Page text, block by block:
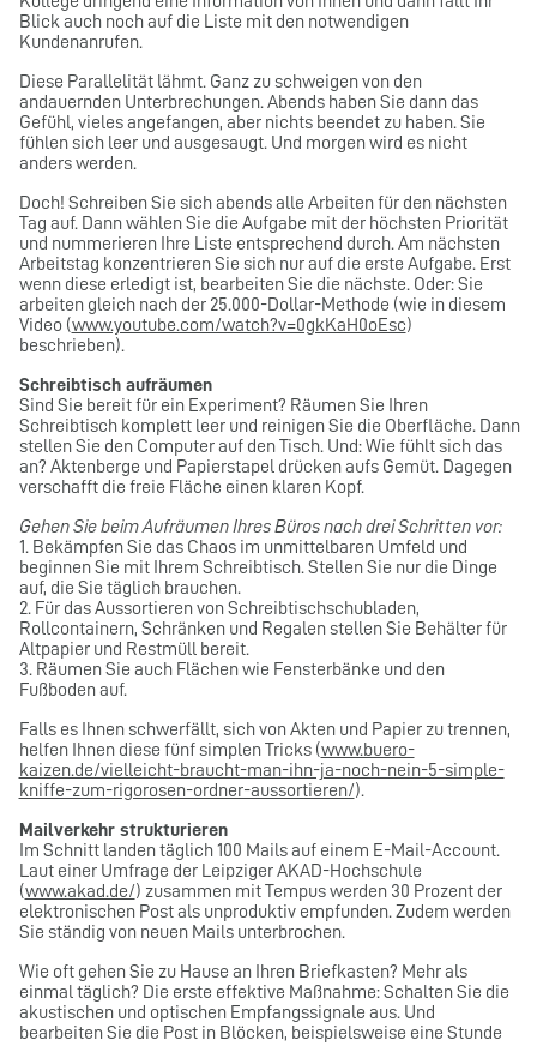
Blick auch noch auf die Liste mit den notwendigen
Kundenanrufen.
Diese Parallelität lähmt. Ganz zu schweigen von den
andauernden Unterbrechungen. Abends haben Sie dann das
Gefühl, vieles angefangen, aber nichts beendet zu haben. Sie
fühlen sich leer und ausgesaugt. Und morgen wird es nicht
anders werden.
Doch! Schreiben Sie sich abends alle Arbeiten für den nächsten
Tag auf. Dann wählen Sie die Aufgabe mit der höchsten Priorität
und nummerieren Ihre Liste entsprechend durch. Am nächsten
Arbeitstag konzentrieren Sie sich nur auf die erste Aufgabe. Erst
wenn diese erledigt ist, bearbeiten Sie die nächste. Oder: Sie
arbeiten gleich nach der 25.000-Dollar-Methode (wie in diesem
Video (www.youtube.com/watch?v=0gkKaH0oEsc)
beschrieben).
Schreibtisch aufräumen
Sind Sie bereit für ein Experiment? Räumen Sie Ihren
Schreibtisch komplett leer und reinigen Sie die Oberfläche. Dann
stellen Sie den Computer auf den Tisch. Und: Wie fühlt sich das
an? Aktenberge und Papierstapel drücken aufs Gemüt. Dagegen
verschafft die freie Fläche einen klaren Kopf.
Gehen Sie beim Aufräumen Ihres Büros nach drei Schritten vor:
1. Bekämpfen Sie das Chaos im unmittelbaren Umfeld und
beginnen Sie mit Ihrem Schreibtisch. Stellen Sie nur die Dinge
auf, die Sie täglich brauchen.
2. Für das Aussortieren von Schreibtischschubladen,
Rollcontainern, Schränken und Regalen stellen Sie Behälter für
Altpapier und Restmüll bereit.
3. Räumen Sie auch Flächen wie Fensterbänke und den
Fußboden auf.
Falls es Ihnen schwerfällt, sich von Akten und Papier zu trennen,
helfen Ihnen diese fünf simplen Tricks (www.buero-
kaizen.de/vielleicht-braucht-man-ihn-ja-noch-nein-5-simple-
kniffe-zum-rigorosen-ordner-aussortieren/).
Mailverkehr strukturieren
Im Schnitt landen täglich 100 Mails auf einem E-Mail-Account.
Laut einer Umfrage der Leipziger AKAD-Hochschule
(www.akad.de/) zusammen mit Tempus werden 30 Prozent der
elektronischen Post als unproduktiv empfunden. Zudem werden
Sie ständig von neuen Mails unterbrochen.
Wie oft gehen Sie zu Hause an Ihren Briefkasten? Mehr als
einmal täglich? Die erste effektive Maßnahme: Schalten Sie die
akustischen und optischen Empfangssignale aus. Und
bearbeiten Sie die Post in Blöcken, beispielsweise eine Stunde